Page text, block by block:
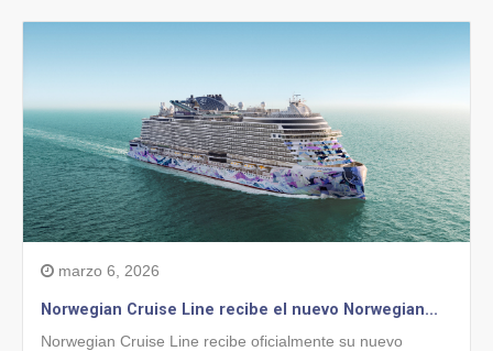
marzo 6, 2026
Norwegian Cruise Line recibe el nuevo Norwegian...
Norwegian Cruise Line recibe oficialmente su nuevo